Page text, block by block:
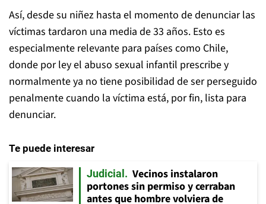
Así, desde su niñez hasta el momento de denunciar las
víctimas tardaron una media de 33 años. Esto es
especialmente relevante para países como Chile,
donde por ley el abuso sexual infantil prescribe y
normalmente ya no tiene posibilidad de ser perseguido
penalmente cuando la víctima está, por fin, lista para
denunciar.
Te puede interesar
Judicial
Vecinos instalaron
portones sin permiso y cerraban
antes que hombre volviera de